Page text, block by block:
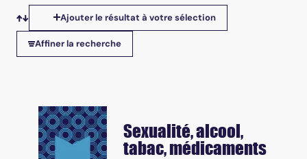
Tris disponibles
Ajouter le résultat à votre sélection
Affiner la recherche
Sexualité, alcool,
tabac, médicaments